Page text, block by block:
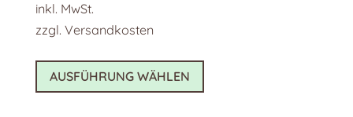
inkl. MwSt.
zzgl. Versandkosten
AUSFÜHRUNG WÄHLEN
Dieses